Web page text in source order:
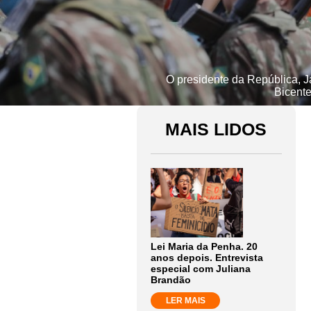
O presidente da República,
MAIS LIDOS
Lei Maria da Penha. 20
anos depois. Entrevista
especial com Juliana
Brandão
LER MAIS